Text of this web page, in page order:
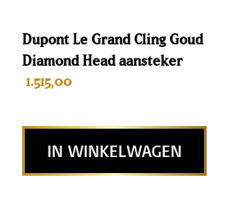
Dupont Le Grand Cling Goud
Diamond Head aansteker
1.515,00
IN WINKELWAGEN